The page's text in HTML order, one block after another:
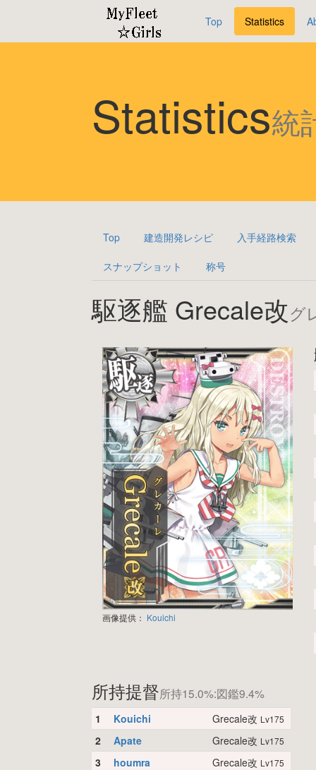
Top Statistics
Statistics統
Top 建造開発レシピ 入手経路検索
スナップショット 称号
駆逐艦 Grecale改グ
画像提供： Kouichi
所持提督所持15.0%:図鑑9.4%
1 Kouichi Grecale改 Lv175
2 Apate Grecale改 Lv175
3 houmra Grecale改 Lv175